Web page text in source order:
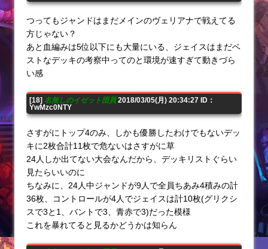
つってもジャンドはまだメインのヴェリアナで戦えてる
方じゃない？
あと血編みは5位以下にも大量にいる、ジェイスはまだベ
ストなデッキの考察中ってのと環境が速すぎて動きづら
い感
[18] 名無しのイゼット団員2018/03/05(月) 20:34:27 ID：
YwMzc0NTY
さすがにトップ4のみ、しかも優勝したわけでもないデッ
キに2枚合計11枚で危ないはさすがに草
24人しか出てない大会なんだから、デッキリストぐらい
見たらいいのに
ちなみに、24人中ジャンドが9人で全員ちあみ4積みの計
36枚、コントロールが4人でジェイスは計10枚(グリクシ
スで3と1、バントで3、青赤で3)だった模様
これを暴れてると見るかどうかは知らん